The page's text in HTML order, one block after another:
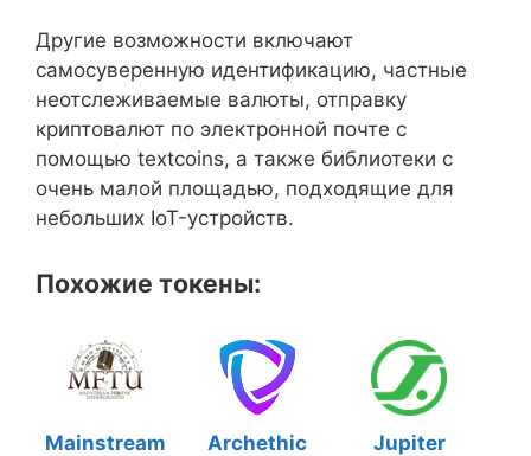
Другие возможности включают
самосуверенную идентификацию, частные
неотслеживаемые валюты, отправку
криптовалют по электронной почте с
помощью textcoins, а также библиотеки с
очень малой площадью, подходящие для
небольших IoT-устройств.
Похожие токены:
Mainstream
Archethic Jupiter